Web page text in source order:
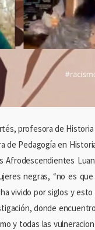
profesora de
Pedagogía en
negras, “no es
vivido por siglos y
donde
y todas las